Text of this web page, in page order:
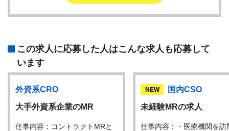
この求人に応募した人はこんな求人も応募して
います
外資系CRO
大手外資系企業のMR
仕事内容：コントラクトMRと
NEW
国内CSO
未経験MRの求人
仕事内容：・医療機関を訪